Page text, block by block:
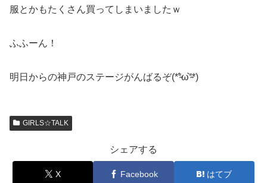
服とかもたくさん買ってしまいましたｗ
ふふーん！
明日からの神戸のステージがんばるぞ(*⁼̴́ω⁼̴̀*)
GIRLS☆TALK
シェアする
X Facebook はてブ